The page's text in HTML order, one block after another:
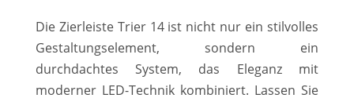
Die Zierleiste Trier 14 ist nicht nur ein stilvolles
Gestaltungselement, sondern ein
durchdachtes System, das Eleganz mit
moderner LED-Technik kombiniert. Lassen Sie